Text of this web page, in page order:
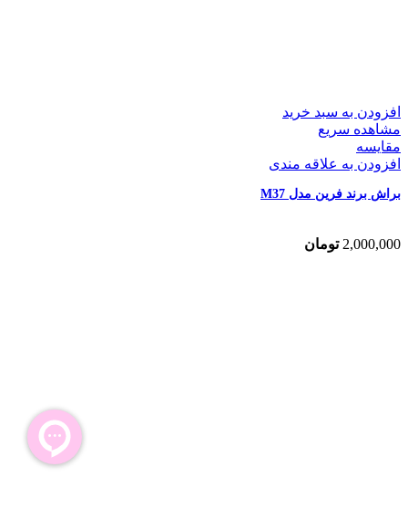
افزودن به سبد خرید
مشاهده سریع
مقایسه
افزودن به علاقه مندی
براش برند فرین مدل M37
2,000,000 تومان